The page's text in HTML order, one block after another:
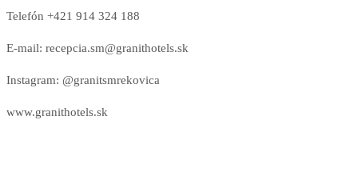
Telefón +421 914 324 188
E-mail: recepcia.sm@granithotels.sk
Instagram: @granitsmrekovica
www.granithotels.sk